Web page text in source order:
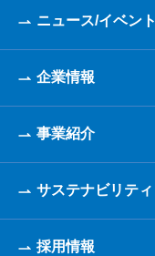
ニュース/イベント
企業情報
事業紹介
サステナビリティ
採用情報